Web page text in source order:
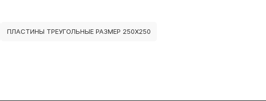
ПЛАСТИНЫ ТРЕУГОЛЬНЫЕ РАЗМЕР 250Х250